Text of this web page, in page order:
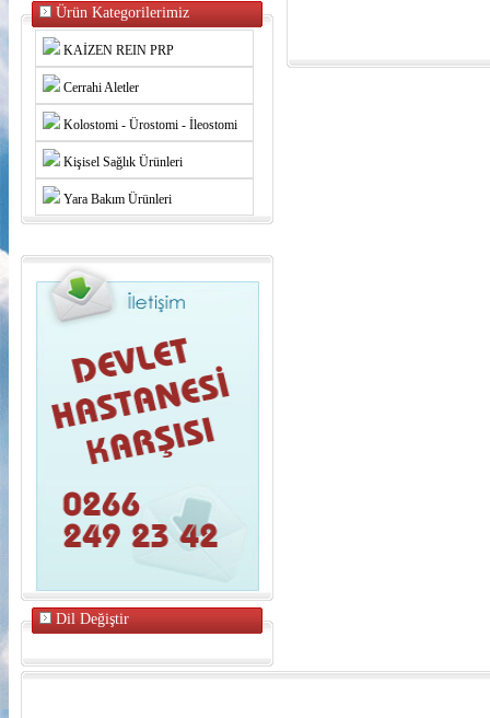
Ürün Kategorilerimiz
KAİZEN REIN PRP
Cerrahi Aletler
Kolostomi - Ürostomi - İleostomi
Kişisel Sağlık Ürünleri
Yara Bakım Ürünleri
Dil Değiştir